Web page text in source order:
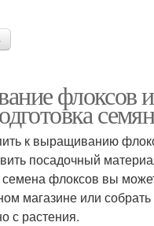
флоксов
семян
к выращиванию
посадочный
флоксов вы
магазине или собрать
с растения.